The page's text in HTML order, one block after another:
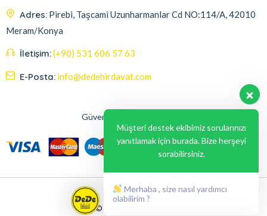
Adres: Pirebi, Taşcami Uzunharmanlar Cd NO:114/A, 42010
Meram/Konya
İletişim:(+90) 531 606 57 63
E-Posta: info@dedehirdavat.com
Güvenli Ödeme Seçenekleri
© 2024, Liabil Dizayn
Müşteri destek ekibimiz sorularınızı
yanıtlamak için burada. Bize herşeyi
sorabilirsiniz.
Merhaba , size nasıl yardımcı
olabilirim ?